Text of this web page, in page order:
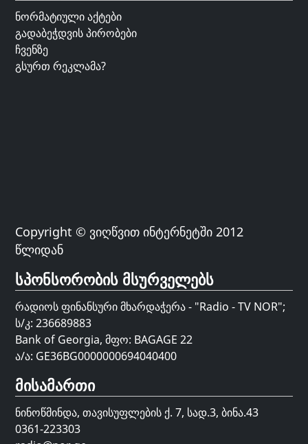
ნორმატიული აქტები
გადაბეჭდვის პირობები
ჩვენზე
გსურთ რეკლამა?
Copyright © ვიღწვით ინტერნეტში 2012
წლიდან
სპონსორობის მსურველებს
რადიოს ფინანსური მხარდაჭერა - "Radio - TV NOR";
ს/კ: 236689883
Bank of Georgia, მფო: BAGAGE 22
ა/ა: GE36BG0000000694040400
მისამართი
ნინოწმინდა, თავისუფლების ქ. 7, სად.3, ბინა.43
0361-223303